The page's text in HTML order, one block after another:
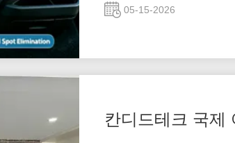
05-15-2026
칸디드테크 국제